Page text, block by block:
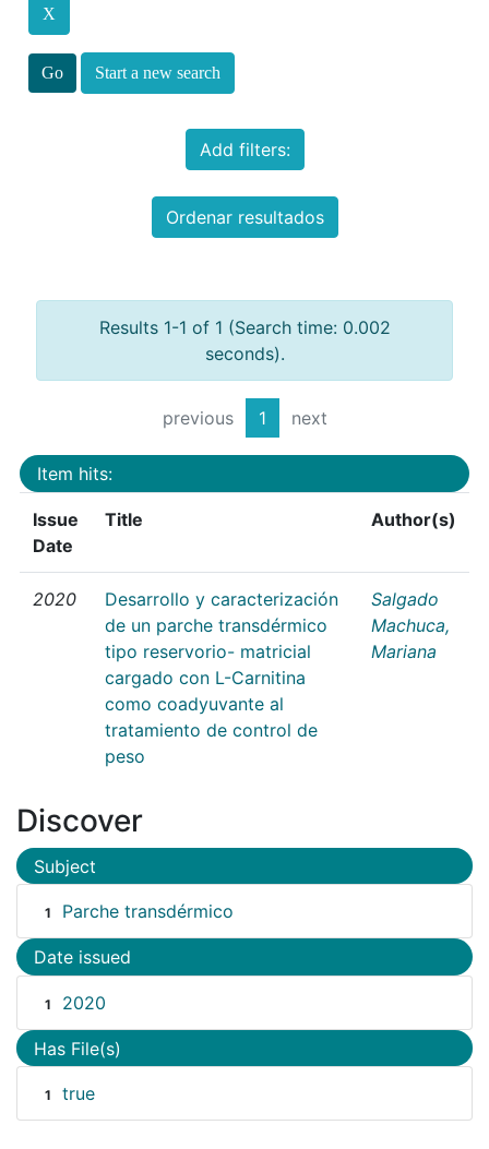
Start a new search
Add filters:
Ordenar resultados
Results 1-1 of 1 (Search time: 0.002
seconds).
previous 1 next
Item hits:
Issue
Date
Title Author(s)
2020
Desarrollo y caracterización
de un parche transdérmico
tipo reservorio- matricial
cargado con L-Carnitina
como coadyuvante al
tratamiento de control de
peso
Salgado
Machuca,
Mariana
Discover
Subject
1 Parche transdérmico
Date issued
1 2020
Has File(s)
1 true